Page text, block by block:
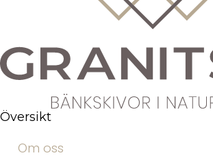
Översikt
Om oss